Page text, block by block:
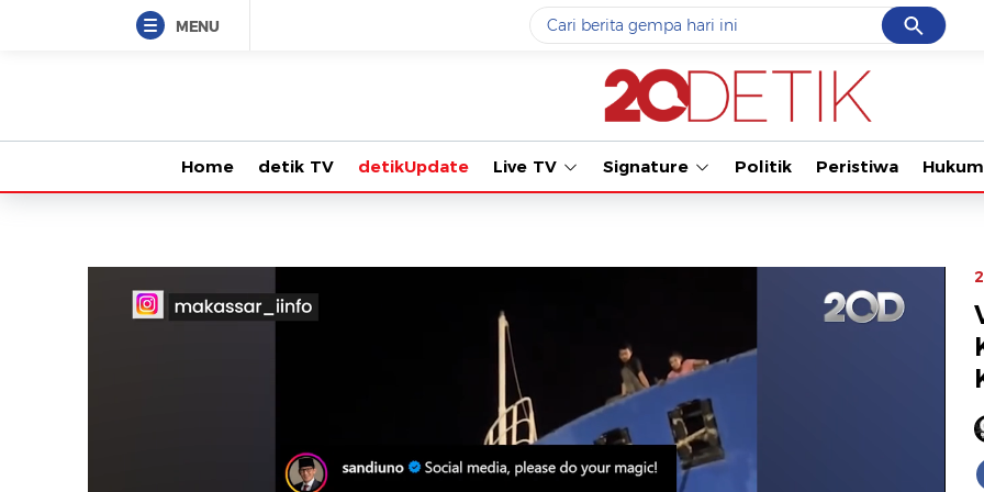
MENU Cancel
Yang sedang ramai dicari
data live draw sgp
#3prabowo
#5gempa hari ini
Terakhir yang dicari
Loading...
Tonton kabar
Home detik TV detikUpdate Live TV Signature Politik Peristiwa Hukum